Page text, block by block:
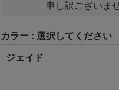
申し訳ございま
カラー 選択してください
ジェイド